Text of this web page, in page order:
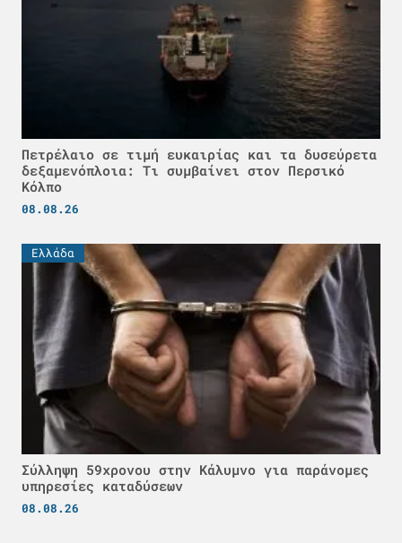
Πετρέλαιο σε τιμή ευκαιρίας και τα δυσεύρετα
δεξαμενόπλοια: Τι συμβαίνει στον Περσικό
Κόλπο
08.08.26
Ελλάδα
Σύλληψη 59χρονου στην Κάλυμνο για παράνομες
υπηρεσίες καταδύσεων
08.08.26